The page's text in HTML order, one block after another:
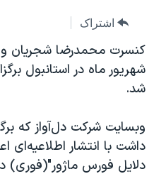
اصلی
جهش
به
جستجو
گزیده‌ها
فرهنگ و زندگی
حقوق شهروندی
عملیات خشم حماسی
مستندها
انتخابات ریاست جمهوری آمریکا
فرکانس‌های صدای آمریکا
پخش رادیویی
یادگیری زبان انگلیسی
دنبال کنید
اشتراک
شهریور ماه در استانبول
شد.
وبسایت شرکت دل‌آواز که
داشت با انتشار اطلاعیه‌ای
دلایل فورس ماژور"(فوری)